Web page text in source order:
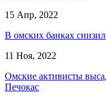
15 Апр, 2022
В омских банках
11 Ноя, 2022
Омские активисты
Печокас